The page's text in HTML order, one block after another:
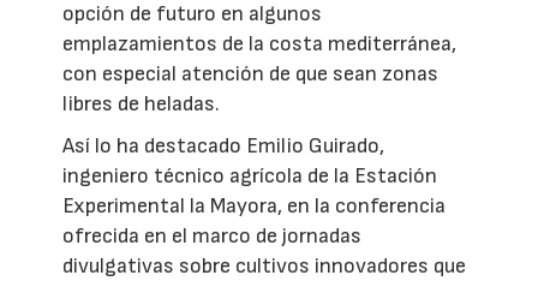
opción de futuro en algunos
emplazamientos de la costa mediterránea,
con especial atención de que sean zonas
libres de heladas.
Así lo ha destacado Emilio Guirado,
ingeniero técnico agrícola de la Estación
Experimental la Mayora, en la conferencia
ofrecida en el marco de jornadas
divulgativas sobre cultivos innovadores que